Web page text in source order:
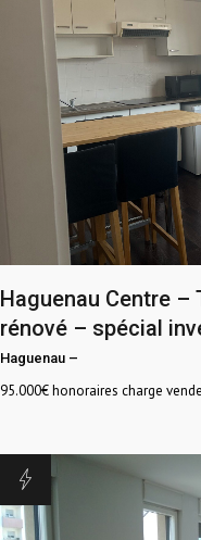
Haguenau Centre
rénové – spécial
Haguenau –
95.000€ honoraires charge